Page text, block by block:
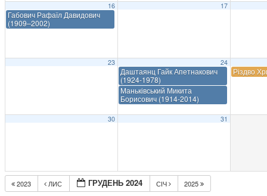
16
Габович Рафаїл Давидович
(1909–2002)
17
23 24
Даштаянц Гайк Апетнакович
(1924-1978)
Маньківський Микита
Борисович (1914-2014)
Різдво
30 31
2023 ЛИС ГРУДЕНЬ 2024 СІЧ 2025